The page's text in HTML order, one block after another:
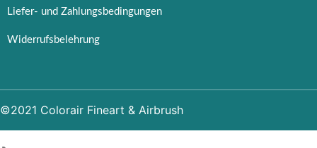
Liefer- und Zahlungsbedingungen
Widerrufsbelehrung
©2021 Colorair Fineart & Airbrush